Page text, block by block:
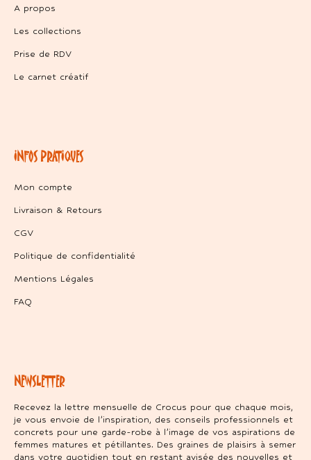
A propos
Les collections
Prise de RDV
Le carnet créatif
INFOS PRATIQUES
Mon compte
Livraison & Retours
CGV
Politique de confidentialité
Mentions Légales
FAQ
NEWSLETTER
Recevez la lettre mensuelle de Crocus pour que chaque mois,
je vous envoie de l’inspiration, des conseils professionnels et
concrets pour une garde-robe à l’image de vos aspirations de
femmes matures et pétillantes. Des graines de plaisirs à semer
dans votre quotidien tout en restant avisée des nouvelles et